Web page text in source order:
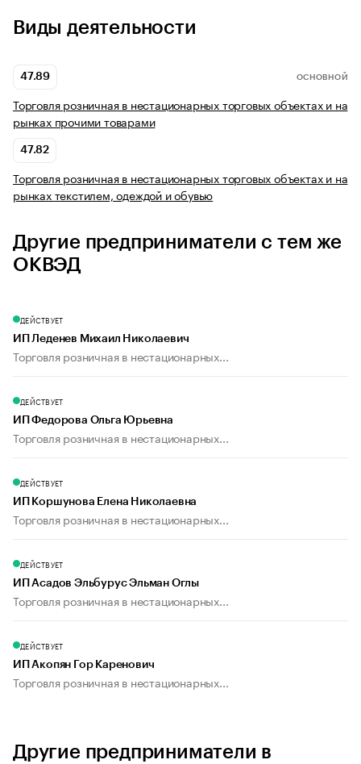
Виды деятельности
47.89 ОСНОВНОЙ
Торговля розничная в нестационарных торговых объектах и на
рынках прочими товарами
47.82
Торговля розничная в нестационарных торговых объектах и на
рынках текстилем, одеждой и обувью
Другие предприниматели с тем же
ОКВЭД
ДЕЙСТВУЕТ
ИП Леденев Михаил Николаевич
Торговля розничная в нестационарных...
ДЕЙСТВУЕТ
ИП Федорова Ольга Юрьевна
Торговля розничная в нестационарных...
ДЕЙСТВУЕТ
ИП Коршунова Елена Николаевна
Торговля розничная в нестационарных...
ДЕЙСТВУЕТ
ИП Асадов Эльбурус Эльман Оглы
Торговля розничная в нестационарных...
ДЕЙСТВУЕТ
ИП Акопян Гор Каренович
Торговля розничная в нестационарных...
Другие предприниматели в